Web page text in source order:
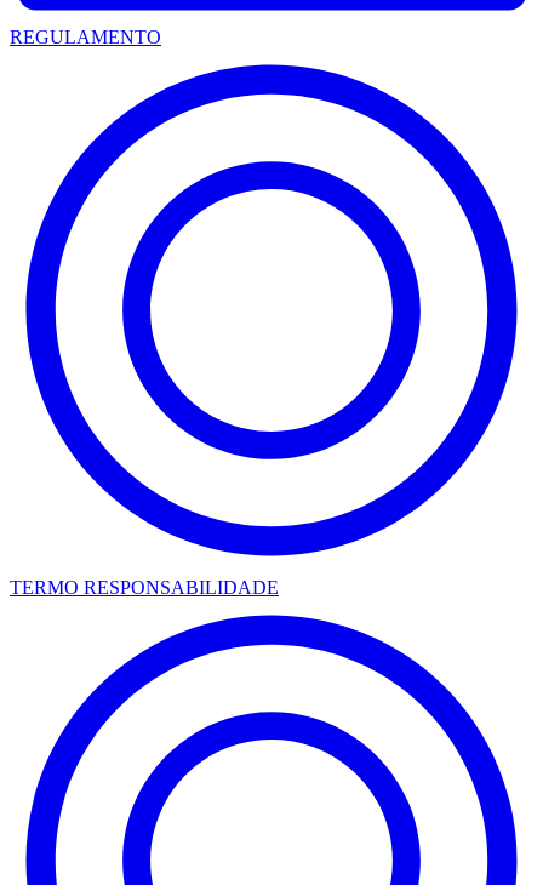
REGULAMENTO
TERMO RESPONSABILIDADE